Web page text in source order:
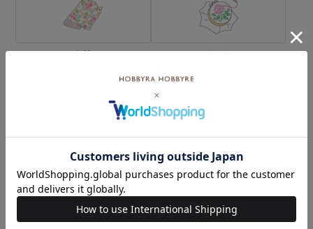
生地 キット
ミシン ソーイングボックス